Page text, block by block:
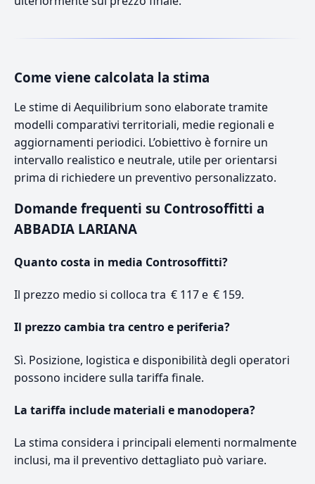
Come viene calcolata la stima
Le stime di Aequilibrium sono elaborate tramite
modelli comparativi territoriali, medie regionali e
aggiornamenti periodici. L’obiettivo è fornire un
intervallo realistico e neutrale, utile per orientarsi
prima di richiedere un preventivo personalizzato.
Domande frequenti su Controsoffitti a
ABBADIA LARIANA
Quanto costa in media Controsoffitti?
Il prezzo medio si colloca tra € 117 e € 159.
Il prezzo cambia tra centro e periferia?
Sì. Posizione, logistica e disponibilità degli operatori
possono incidere sulla tariffa finale.
La tariffa include materiali e manodopera?
La stima considera i principali elementi normalmente
inclusi, ma il preventivo dettagliato può variare.